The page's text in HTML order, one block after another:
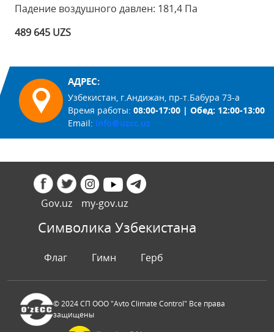
Падение воздушного давлен: 181,4 Па
489 645 UZS
Gov.uz my-gov.uz
АДРЕС:
Узбекистан, г.Андижан, пр-т.Бабура 73-а
Время работы: 08:00-17:00 | Обед: 12:00-13:00
Email: info@uzcc.uz
Символика Узбекистана
Флаг Гимн Герб
© 2024 СП ООО "Avto Climate Control" Все права
защищены